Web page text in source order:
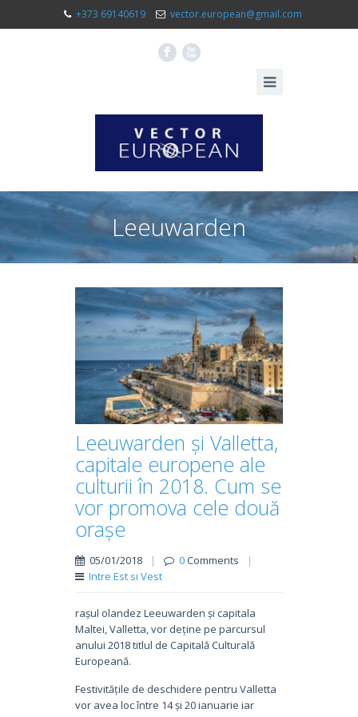
+373 69140619 vector.european@gmail.com
F X
Leeuwarden
Leeuwarden și Valletta,
capitale europene ale
culturii în 2018. Cum se
vor promova cele două
orașe
05/01/2018 | 0Comments
|
Intre Est si Vest
rașul olandez Leeuwarden și capitala
Maltei, Valletta, vor deține pe parcursul
anului 2018 titlul de Capitală Culturală
Europeană.
Festivitățile de deschidere pentru Valletta
vor avea loc între 14 și 20 ianuarie iar